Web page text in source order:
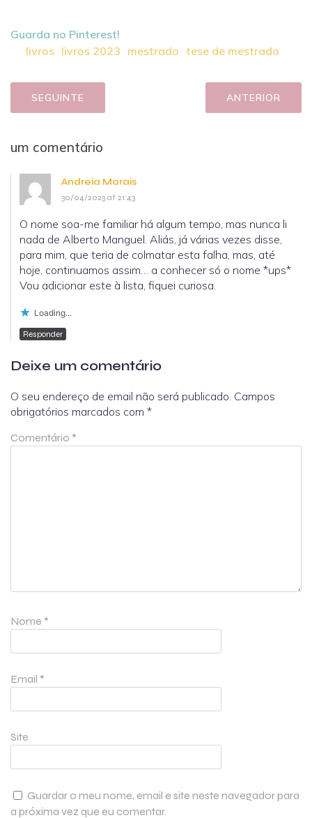
Guarda no Pinterest!
livros livros 2023 mestrado tese de mestrado
SEGUINTE ANTERIOR
um comentário
Andreia Morais
30/04/2023 at 21:43
O nome soa-me familiar há algum tempo, mas nunca li
nada de Alberto Manguel. Aliás, já várias vezes disse,
para mim, que teria de colmatar esta falha, mas, até
hoje, continuamos assim… a conhecer só o nome *ups*
Vou adicionar este à lista, fiquei curiosa.
Loading...
Responder
Deixe um comentário
O seu endereço de email não será publicado. Campos
obrigatórios marcados com *
Comentário *
Nome *
Email *
Site
Guardar o meu nome, email e site neste navegador para
a próxima vez que eu comentar.